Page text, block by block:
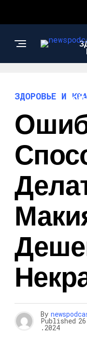
ЗДОРОВЬЕ И
By
Published
.2024